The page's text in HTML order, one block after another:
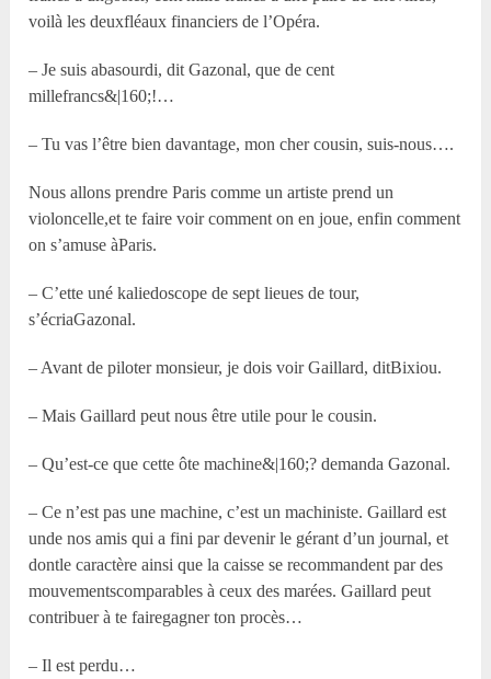
voilà les deuxfléaux financiers de l’Opéra.
– Je suis abasourdi, dit Gazonal, que de cent
millefrancs&|160;!…
– Tu vas l’être bien davantage, mon cher cousin, suis-nous….
Nous allons prendre Paris comme un artiste prend un
violoncelle,et te faire voir comment on en joue, enfin comment
on s’amuse àParis.
– C’ette uné kaliedoscope de sept lieues de tour,
s’écriaGazonal.
– Avant de piloter monsieur, je dois voir Gaillard, ditBixiou.
– Mais Gaillard peut nous être utile pour le cousin.
– Qu’est-ce que cette ôte machine&|160;? demanda Gazonal.
– Ce n’est pas une machine, c’est un machiniste. Gaillard est
unde nos amis qui a fini par devenir le gérant d’un journal, et
dontle caractère ainsi que la caisse se recommandent par des
mouvementscomparables à ceux des marées. Gaillard peut
contribuer à te fairegagner ton procès…
– Il est perdu…